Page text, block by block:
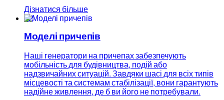
Дізнатися більше
02
Моделі причепів
Наші генератори на причепах забезпечують
мобільність для будівництва, подій або
надзвичайних ситуацій. Завдяки шасі для всіх типів
місцевості та системам стабілізації, вони гарантують
надійне живлення, де б ви його не потребували.